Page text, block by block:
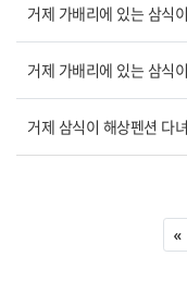
거제 가배리에 있는 삼식
거제 가배리에 있는 삼식
거제 삼식이 해상펜션 다
«